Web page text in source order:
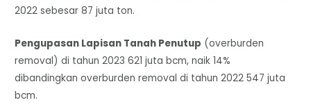
2022 sebesar 87 juta ton.
Pengupasan Lapisan Tanah Penutup (overburden
removal) di tahun 2023 621 juta bcm, naik 14%
dibandingkan overburden removal di tahun 2022 547 juta
bcm.